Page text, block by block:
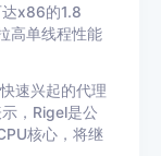
x86的1.8
高单线程性能
速兴起的代理
，Rigel是公
核心，将继